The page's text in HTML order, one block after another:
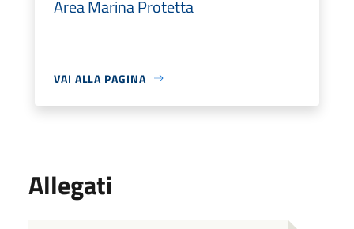
Area Marina Protetta
VAI ALLA PAGINA
Allegati